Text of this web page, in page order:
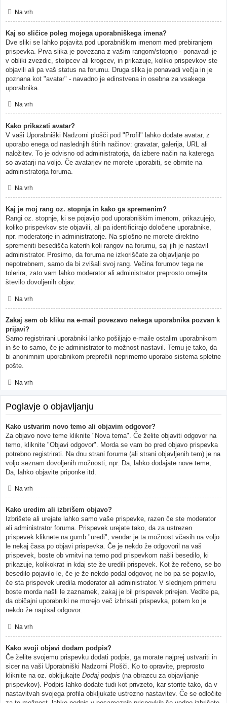
Na vrh
Kaj so sličice poleg mojega uporabniškega imena?
Dve sliki se lahko pojavita pod uporabniškim imenom med prebiranjem
prispevka. Prva slika je povezana z vašim rangom/stopnjo - ponavadi je
v obliki zvezdic, stolpcev ali krogcev, in prikazuje, koliko prispevkov ste
objavili ali pa vaš status na forumu. Druga slika je ponavadi večja in je
poznana kot "avatar" - navadno je edinstvena in osebna za vsakega
uporabnika.
Na vrh
Kako prikazati avatar?
V vaši Uporabniški Nadzorni plošči pod "Profil" lahko dodate avatar, z
uporabo enega od naslednjih štirih načinov: gravatar, galerija, URL ali
naložitev. To je odvisno od administratorja, da izbere način na katerega
so avatarji na voljo. Če avatarjev ne morete uporabiti, se obrnite na
administratorja foruma.
Na vrh
Kaj je moj rang oz. stopnja in kako ga spremenim?
Rangi oz. stopnje, ki se pojavijo pod uporabniškim imenom, prikazujejo,
koliko prispevkov ste objavili, ali pa identificirajo določene uporabnike,
npr. moderatorje in administratorje. Na splošno ne morete direktno
spremeniti besedišča katerih koli rangov na forumu, saj jih je nastavil
administrator. Prosimo, da foruma ne izkoriščate za objavljanje po
nepotrebnem, samo da bi zvišali svoj rang. Večina forumov tega ne
tolerira, zato vam lahko moderator ali administrator preprosto omejita
število dovoljenih objav.
Na vrh
Zakaj sem ob kliku na e-mail povezavo nekega uporabnika pozvan k
prijavi?
Samo registrirani uporabniki lahko pošiljajo e-maile ostalim uporabnikom
in še to samo, če je administrator to možnost nastavil. Temu je tako, da
bi anonimnim uporabnikom preprečili neprimerno uporabo sistema spletne
pošte.
Na vrh
Poglavje o objavljanju
Kako ustvarim novo temo ali objavim odgovor?
Za objavo nove teme kliknite "Nova tema". Če želite objaviti odgovor na
temo, kliknite "Objavi odgovor". Morda se vam bo pred objavo prispevka
potrebno registrirati. Na dnu strani foruma (ali strani objavljenih tem) je na
voljo seznam dovoljenih možnosti, npr. Da, lahko dodajate nove teme;
Da, lahko objavite priponke itd.
Na vrh
Kako uredim ali izbrišem objavo?
Izbrišete ali urejate lahko samo vaše prispevke, razen če ste moderator
ali administrator foruma. Prispevek urejate tako, da za ustrezen
prispevek kliknete na gumb "uredi", vendar je ta možnost včasih na voljo
le nekaj časa po objavi prispevka. Če je nekdo že odgovoril na vaš
prispevek, boste ob vrnitvi na temo pod prispevkom našli besedilo, ki
prikazuje, kolikokrat in kdaj ste že uredili prispevek. Kot že rečeno, se bo
besedilo pojavilo le, če je že nekdo podal odgovor, ne bo pa se pojavilo,
če sta prispevek uredila moderator ali administrator. V slednjem primeru
boste morda našli le zaznamek, zakaj je bil prispevek prirejen. Vedite pa,
da običajni uporabniki ne morejo več izbrisati prispevka, potem ko je
nekdo že napisal odgovor.
Na vrh
Kako svoji objavi dodam podpis?
Če želite svojemu prispevku dodati podpis, ga morate najprej ustvariti in
sicer na vaši Uporabniški Nadzorni Plošči. Ko to opravite, preprosto
kliknite na oz. obkljukajte Dodaj podpis (na obrazcu za objavljanje
prispevkov). Podpis lahko dodate tudi kot privzeto, kar storite tako, da v
nastavitvah svojega profila obkljukate ustrezno nastavitev. Če se odločite